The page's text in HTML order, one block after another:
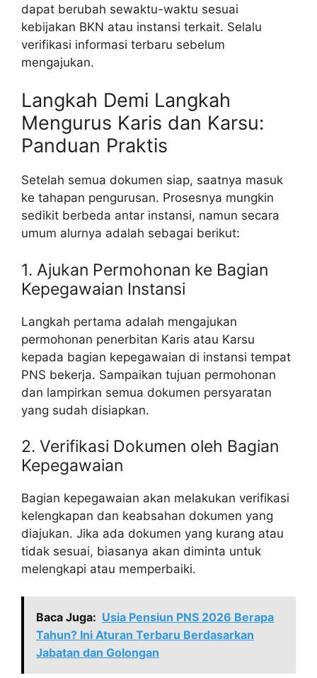
dapat berubah sewaktu-waktu sesuai
kebijakan BKN atau instansi terkait. Selalu
verifikasi informasi terbaru sebelum
mengajukan.
Langkah Demi Langkah
Mengurus Karis dan Karsu:
Panduan Praktis
Setelah semua dokumen siap, saatnya masuk
ke tahapan pengurusan. Prosesnya mungkin
sedikit berbeda antar instansi, namun secara
umum alurnya adalah sebagai berikut:
1. Ajukan Permohonan ke Bagian
Kepegawaian Instansi
Langkah pertama adalah mengajukan
permohonan penerbitan Karis atau Karsu
kepada bagian kepegawaian di instansi tempat
PNS bekerja. Sampaikan tujuan permohonan
dan lampirkan semua dokumen persyaratan
yang sudah disiapkan.
2. Verifikasi Dokumen oleh Bagian
Kepegawaian
Bagian kepegawaian akan melakukan verifikasi
kelengkapan dan keabsahan dokumen yang
diajukan. Jika ada dokumen yang kurang atau
tidak sesuai, biasanya akan diminta untuk
melengkapi atau memperbaiki.
Baca Juga: Usia Pensiun PNS 2026 Berapa
Tahun? Ini Aturan Terbaru Berdasarkan
Jabatan dan Golongan